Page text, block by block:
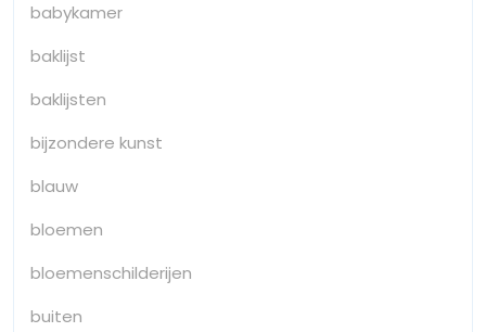
babykamer
baklijst
baklijsten
bijzondere kunst
blauw
bloemen
bloemenschilderijen
buiten